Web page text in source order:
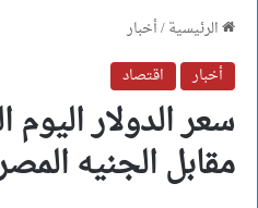
الرئيسية/أخبار
أخبار
اقتصاد
مقابل الجنيه